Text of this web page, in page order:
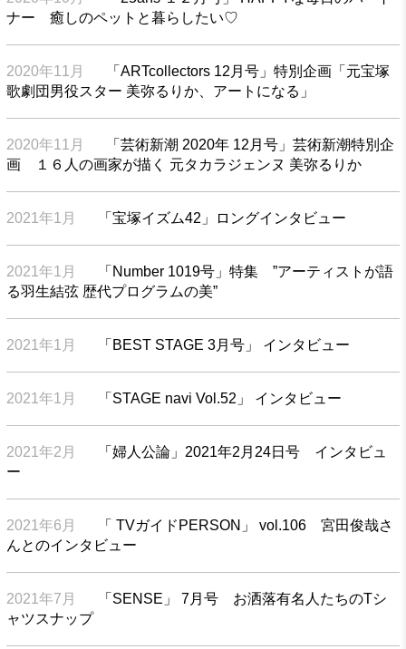
ナー 癒しのペットと暮らしたい♡
2020年11月
「ARTcollectors 12月号」特別企画「元宝塚
歌劇団男役スター 美弥るりか、アートになる」
2020年11月
「芸術新潮 2020年 12月号」芸術新潮特別企
画 １６人の画家が描く 元タカラジェンヌ 美弥るりか
2021年1月 「宝塚イズム42」ロングインタビュー
2021年1月
「Number 1019号」特集 ”アーティストが語
る羽生結弦 歴代プログラムの美”
2021年1月 「BEST STAGE 3月号」 インタビュー
2021年1月 「STAGE navi Vol.52」 インタビュー
2021年2月
「婦人公論」2021年2月24日号 インタビュ
ー
2021年6月
「 TVガイドPERSON」 vol.106 宮田俊哉さ
んとのインタビュー
2021年7月
「SENSE」 7月号 お洒落有名人たちのTシ
ャツスナップ